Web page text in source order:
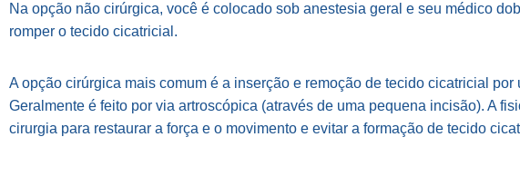
Na opção não cirúrgica, você é colocado sob anestesia geral e seu médico
romper o tecido cicatricial.
A opção cirúrgica mais comum é a inserção e remoção de tecido cicatricial por
Geralmente é feito por via artroscópica (através de uma pequena incisão). A
cirurgia para restaurar a força e o movimento e evitar a formação de tecido